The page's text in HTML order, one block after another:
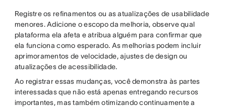
Registre os refinamentos ou as atualizações de usabilidade
menores. Adicione o escopo da melhoria, observe qual
plataforma ela afeta e atribua alguém para confirmar que
ela funciona como esperado. As melhorias podem incluir
aprimoramentos de velocidade, ajustes de design ou
atualizações de acessibilidade.
Ao registrar essas mudanças, você demonstra às partes
interessadas que não está apenas entregando recursos
importantes, mas também otimizando continuamente a